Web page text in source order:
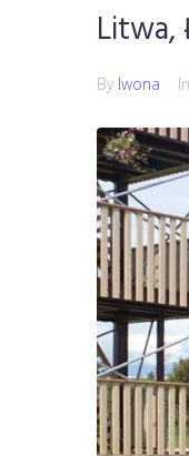
Litwa,
By Iwona In